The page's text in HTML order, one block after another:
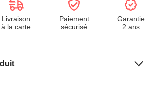
Livraison
à la carte
Paiement
sécurisé
Garantie
2 ans